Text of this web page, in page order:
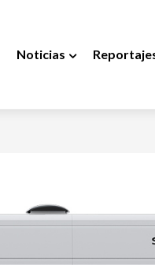
Noticias